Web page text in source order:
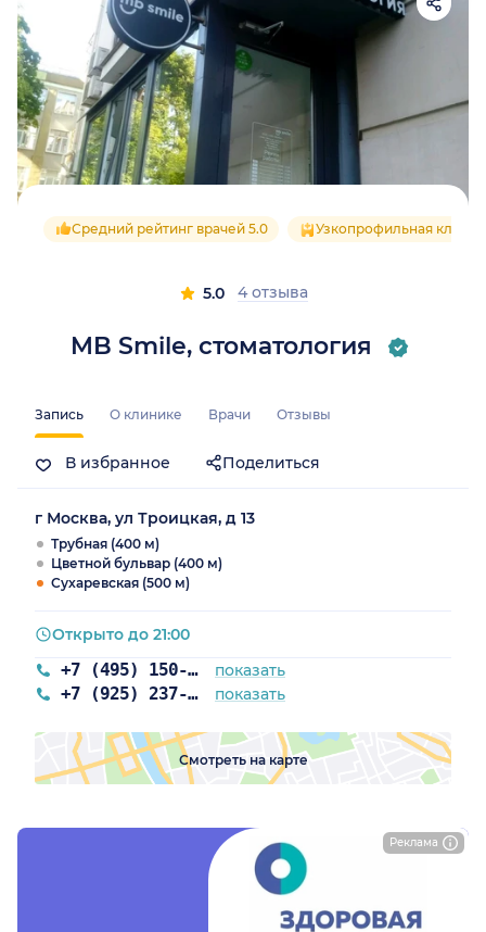
Реклама
MB Smile, стоматология
Средний рейтинг врачей 5.0 Узкопрофильная
5.0 4 отзыва
Запись О клинике Врачи Отзывы
В избранное Поделиться
г Москва, ул Троицкая, д 13
Трубная (400 м)
Цветной бульвар (400 м)
Сухаревская (500 м)
+7 (495) 150-55-04 показать
+7 (925) 237-31-32 показать
Открыто до 21:00
Смотреть на карте